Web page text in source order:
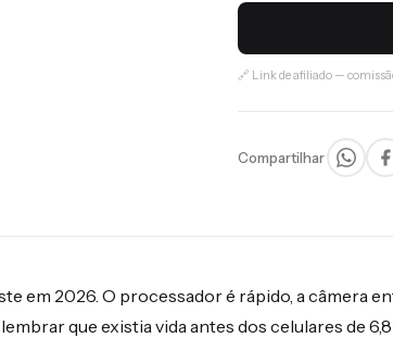
🔗 Link de afiliado —
Compartilhar
em 2026. O processador é rápido, a câmera
que existia vida antes dos celulares de